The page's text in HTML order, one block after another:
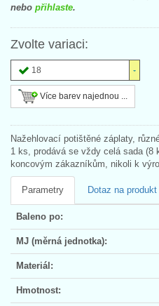
nebo přihlaste.
Zvolte variaci:
18
Více barev najednou ...
Nažehlovací potištěné záplaty,
1 ks, prodává se vždy celá sada (8
koncovým zákazníkům, nikoli k
Parametry Dotaz na produkt
Baleno po:
MJ (měrná jednotka):
Materiál:
Hmotnost: